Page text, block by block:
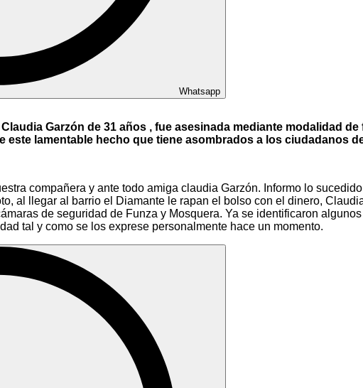
Whatsapp
Garzón de 31 años , fue asesinada mediante modalidad
este lamentable hecho que tiene asombrados a los ciudadanos
compañera y ante todo amiga claudia Garzón. Informo lo
al llegar al barrio el Diamante le rapan el bolso con el dinero,
de seguridad de Funza y Mosquera. Ya se identificaron
tal y como se los exprese personalmente hace un momento.